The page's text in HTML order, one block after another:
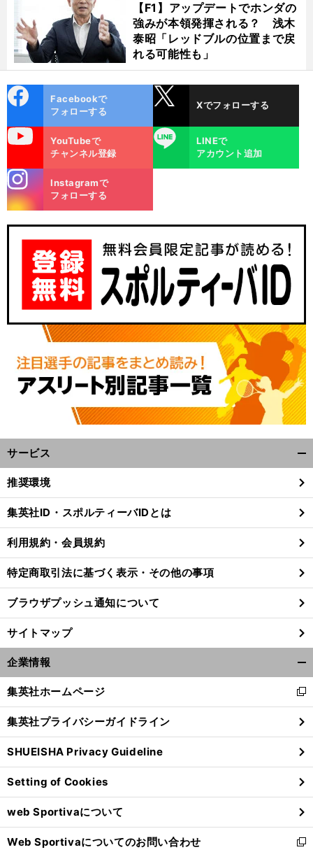
【F1】アップデートでホンダの
強みが本領発揮される？ 浅木
泰昭「レッドブルの位置まで戻
れる可能性も」
ok
Facebookで
フォローする
Xでフォローする
YouTubeで
チャンネル登録
LINE
LINEで
アカウント追加
m
Instagramで
フォローする
サービス
閉
る
推奨環境
集英社ID・スポルティーバIDとは
利用規約・会員規約
特定商取引法に基づく表示・その他の事項
ブラウザプッシュ通知について
サイトマップ
企業情報
閉
る
集英社ホームページ
新
し
い
ウ
ィ
ン
ド
ウ
で
開
く
集英社プライバシーガイドライン
SHUEISHA Privacy Guideline
Setting of Cookies
web Sportivaについて
Web Sportivaについてのお問い合わせ
新